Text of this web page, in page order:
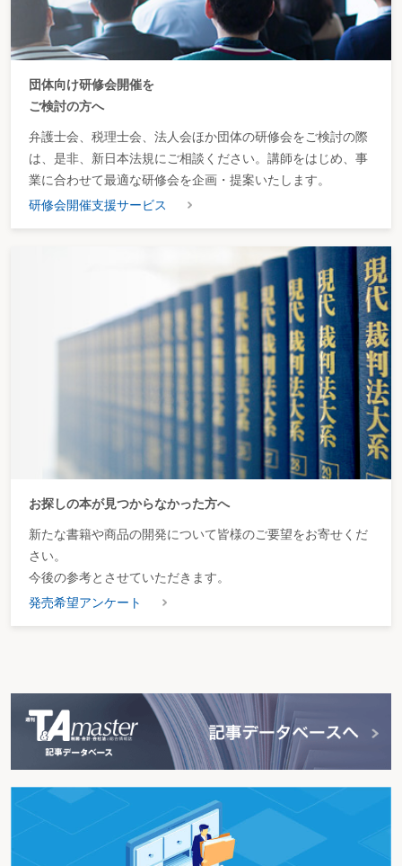
団体向け研修会開催を
ご検討の方へ
弁護士会、税理士会、法人会ほか団体の研修会をご検討の際
は、是非、新日本法規にご相談ください。講師をはじめ、事
業に合わせて最適な研修会を企画・提案いたします。
研修会開催支援サービス
お探しの本が見つからなかった方へ
新たな書籍や商品の開発について皆様のご要望をお寄せくだ
さい。
今後の参考とさせていただきます。
発売希望アンケート